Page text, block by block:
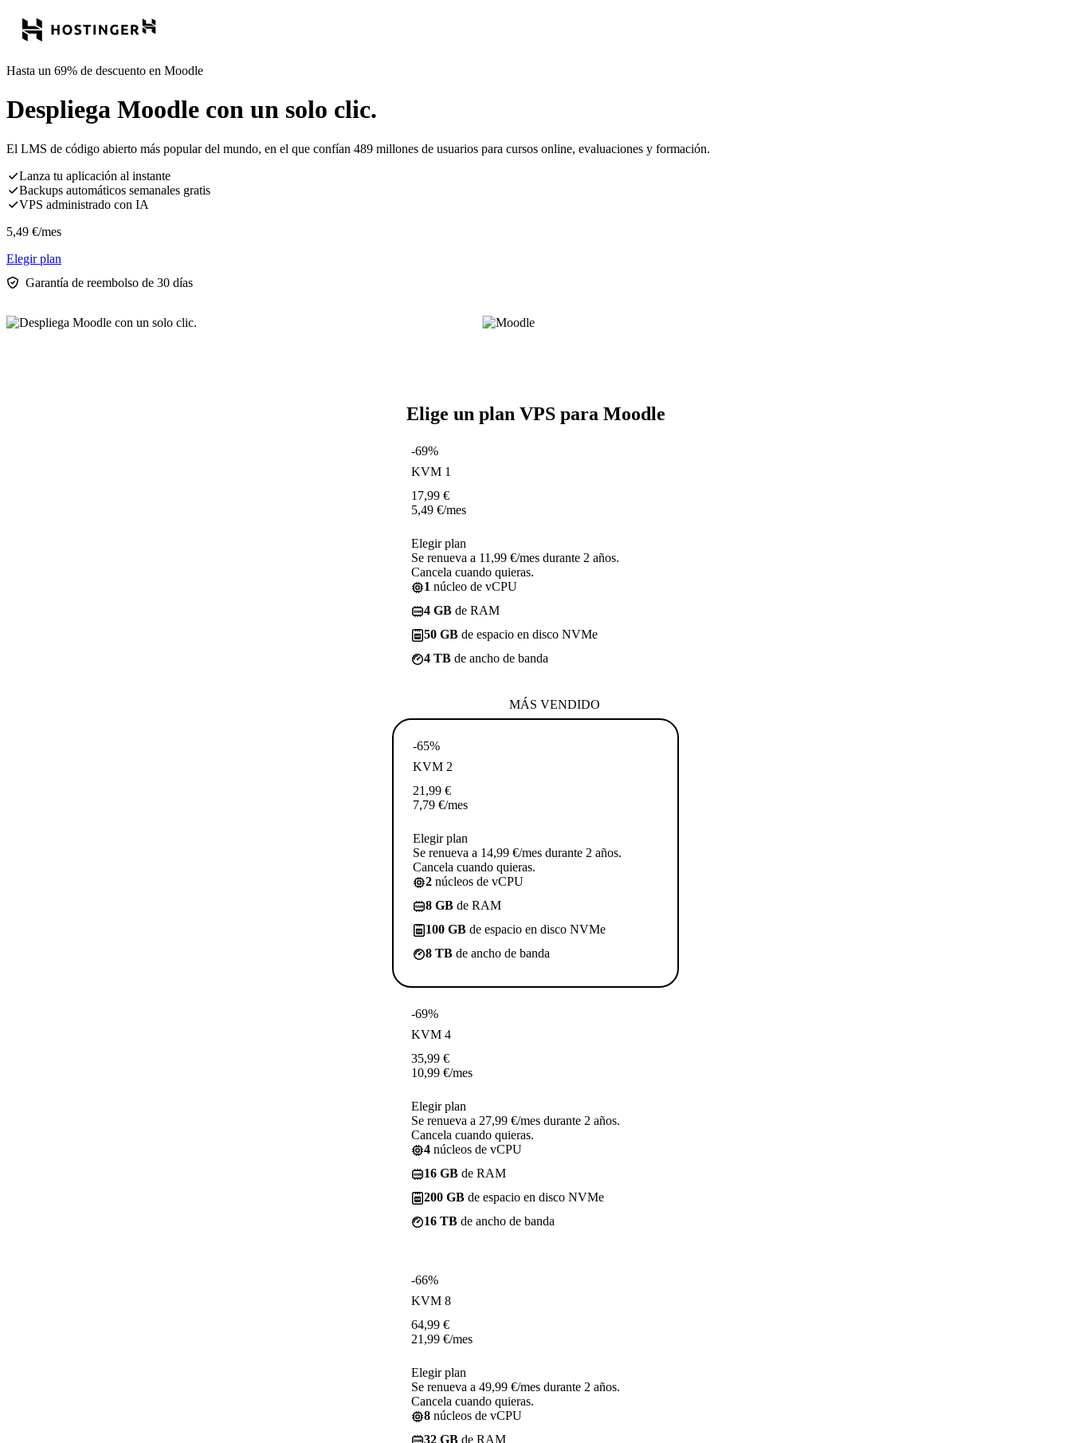
Hasta un 69% de descuento en Moodle
Despliega Moodle con un solo clic.
El LMS de código abierto más popular del mundo, en el que confían 489 millones de usuarios para cursos online, evaluaciones y formación.
Lanza tu aplicación al instante
Backups automáticos semanales gratis
VPS administrado con IA
5,49 €/mes
Elegir plan
Garantía de reembolso de 30 días
Elige un plan VPS para Moodle
-69%
KVM 1
17,99 €
5,49 €/mes
Elegir plan
Se renueva a 11,99 €/mes durante 2 años.
Cancela cuando quieras.
1 núcleo de vCPU
4 GB de RAM
50 GB de espacio en disco NVMe
4 TB de ancho de banda
MÁS VENDIDO
-65%
KVM 2
21,99 €
7,79 €/mes
Elegir plan
Se renueva a 14,99 €/mes durante 2 años.
Cancela cuando quieras.
2 núcleos de vCPU
8 GB de RAM
100 GB de espacio en disco NVMe
8 TB de ancho de banda
-69%
KVM 4
35,99 €
10,99 €/mes
Elegir plan
Se renueva a 27,99 €/mes durante 2 años.
Cancela cuando quieras.
4 núcleos de vCPU
16 GB de RAM
200 GB de espacio en disco NVMe
16 TB de ancho de banda
-66%
KVM 8
64,99 €
21,99 €/mes
Elegir plan
Se renueva a 49,99 €/mes durante 2 años.
Cancela cuando quieras.
8 núcleos de vCPU
32 GB de RAM